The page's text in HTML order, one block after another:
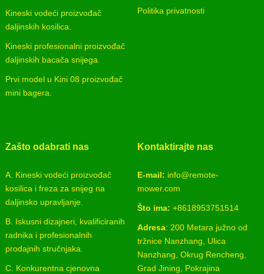
Kineski vodeći proizvođač
daljinskih kosilica.
Kineski profesionalni proizvođač
daljinskih bacača snijega.
Prvi model u Kini 08 proizvođač
mini bagera.
Politika privatnosti
Zašto odabrati nas
A. Kineski vodeći proizvođač
kosilica i freza za snijeg na
daljinsko upravljanje.
B. Iskusni dizajneri, kvalificiranih
radnika i profesionalnih
prodajnih stručnjaka.
C. Konkurentna cjenovna
Kontaktirajte nas
E-mail: info@remote-
mower.com
Što ima: +8618953751514
Adresa: 200 Metara južno od
tržnice Nanzhang, Ulica
Nanzhang, Okrug Rencheng,
Grad Jining, Pokrajina